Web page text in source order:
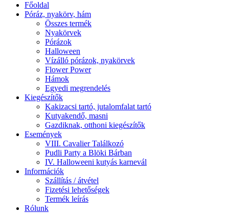
Főoldal
Póráz, nyakörv, hám
Összes termék
Nyakörvek
Pórázok
Halloween
Vízálló pórázok, nyakörvek
Flower Power
Hámok
Egyedi megrendelés
Kiegészítők
Kakizacsi tartó, jutalomfalat tartó
Kutyakendő, masni
Gazdiknak, otthoni kiegészítők
Események
VIII. Cavalier Találkozó
Pudli Party a Blöki Bárban
IV. Halloweeni kutyás karnevál
Információk
Szállítás / átvétel
Fizetési lehetőségek
Termék leírás
Rólunk